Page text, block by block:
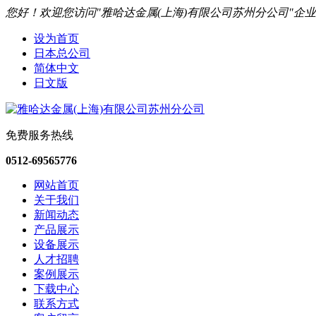
您好！欢迎您访问"雅哈达金属(上海)有限公司苏州分公司"企
设为首页
日本总公司
简体中文
日文版
免费服务热线
0512-69565776
网站首页
关于我们
新闻动态
产品展示
设备展示
人才招聘
案例展示
下载中心
联系方式